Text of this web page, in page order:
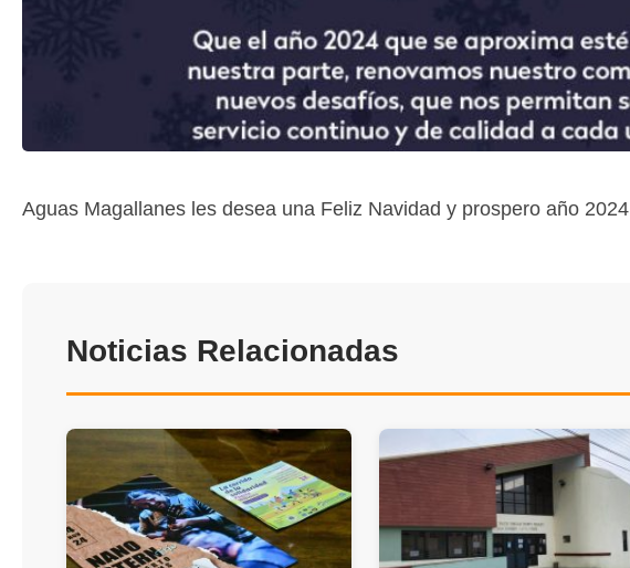
Aguas Magallanes les desea una Feliz Navidad y prospero año 2024
Noticias Relacionadas